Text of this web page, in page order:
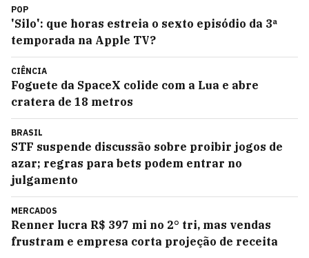
POP
'Silo': que horas estreia o sexto episódio da 3ª
temporada na Apple TV?
CIÊNCIA
Foguete da SpaceX colide com a Lua e abre
cratera de 18 metros
BRASIL
STF suspende discussão sobre proibir jogos de
azar; regras para bets podem entrar no
julgamento
MERCADOS
Renner lucra R$ 397 mi no 2° tri, mas vendas
frustram e empresa corta projeção de receita